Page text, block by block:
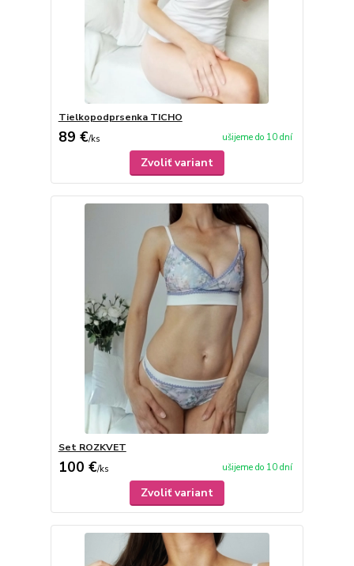
Tielkopodprsenka TICHO
89 €/ks ušijeme do 10 dní
Zvoliť variant
Set ROZKVET
100 €/ks ušijeme do 10 dní
Zvoliť variant